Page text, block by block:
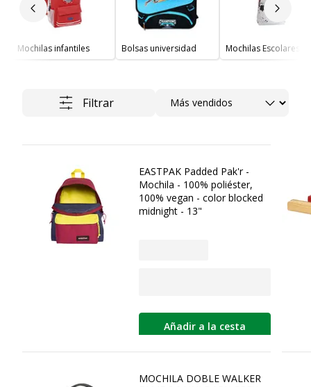
Diapositiva anterior
Mochilas infantiles Bolsas universidad Mochilas Escolares
Filtrar Ordenar
EASTPAK Padded Pak'r -
Mochila - 100% poliéster,
100% vegan - color blocked
midnight - 13"
Añadir a la cesta
MOCHILA DOBLE WALKER